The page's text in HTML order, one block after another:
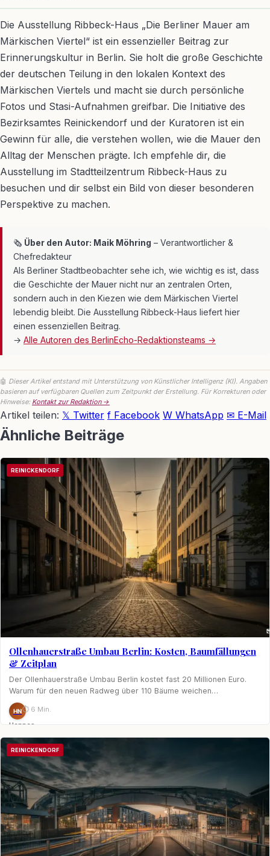
Die Ausstellung Ribbeck-Haus „Die Berliner Mauer am
Märkischen Viertel“ ist ein essenzieller Beitrag zur
Erinnerungskultur in Berlin. Sie holt die große Geschichte
der deutschen Teilung in den lokalen Kontext des
Märkischen Viertels und macht sie durch persönliche
Fotos und Stasi-Aufnahmen greifbar. Die Initiative des
Bezirksamtes Reinickendorf und der Kuratoren ist ein
Gewinn für alle, die verstehen wollen, wie die Mauer den
Alltag der Menschen prägte. Ich empfehle dir, die
Ausstellung im Stadtteilzentrum Ribbeck-Haus zu
besuchen und dir selbst ein Bild von dieser besonderen
Perspektive zu machen.
🗞 Über den Autor: Maik Möhring – Verantwortlicher &
Chefredakteur
Als Berliner Stadtbeobachter sehe ich, wie wichtig es ist, dass
die Geschichte der Mauer nicht nur an zentralen Orten,
sondern auch in den Kiezen wie dem Märkischen Viertel
lebendig bleibt. Die Ausstellung Ribbeck-Haus liefert hier
einen essenziellen Beitrag.
→ Alle Autoren des BerlinEcho-Redaktionsteams →
🤖 Dieser Artikel entstand mit Unterstützung von Künstlicher Intelligenz (KI). Angaben
basieren auf verfügbaren Quellen zum Zeitpunkt der Erstellung. Für Korrekturen oder
Hinweise: Kontakt zur Redaktion →
Artikel teilen: 𝕏 Twitter f Facebook W WhatsApp ✉ E-Mail
Ähnliche Beiträge
REINICKENDORF
Ollenhauerstraße Umbau Berlin: Kosten, Baumfällungen
& Zeitplan
Der Ollenhauerstraße Umbau Berlin kostet fast 20 Millionen Euro.
Warum für den neuen Radweg über 110 Bäume weichen…
HN
Hannes
Nagel
⏱ 6 Min.
REINICKENDORF